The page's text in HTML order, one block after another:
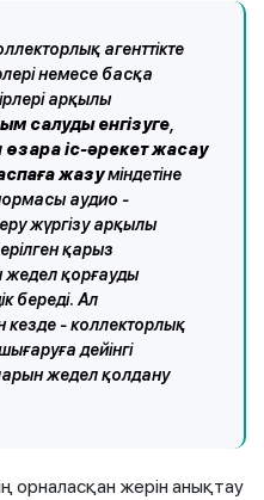
агенттікте
немесе басқа
арқылы
салуды енгізуге,
іс-әрекет жасау
жазуміндетіне
аудио -
жүргізу арқылы
қарыз
қорғауды
береді. Ал
- коллекторлық
дейінгі
жедел қолдану
орналасқан жерін анықтау